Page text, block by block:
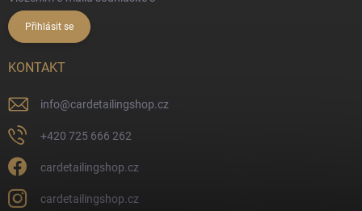
Přihlásit se
KONTAKT
info@cardetailingshop.cz
+420 725 666 262
cardetailingshop.cz
cardetailingshop.cz